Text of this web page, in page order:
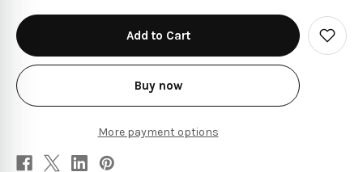
in
stock
Buy now
More payment options
Add
to